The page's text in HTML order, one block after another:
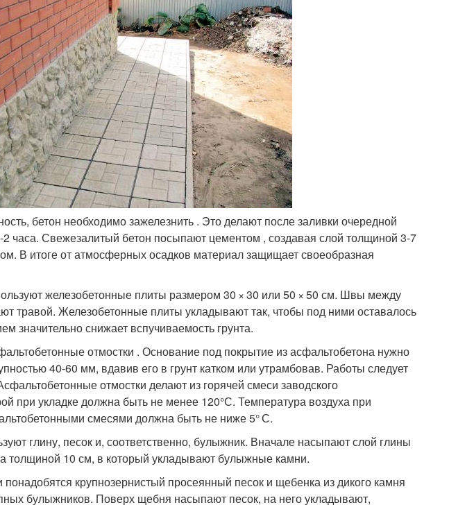
бетон необходимо зажелезнить . Это делают после заливки очередной
2 часа. Свежезалитый бетон посыпают цементом , создавая слой толщиной 3-7
В итоге от атмосферных осадков материал защищает своеобразная
железобетонные плиты размером 30 × 30 или 50 × 50 см. Швы между
травой. Железобетонные плиты укладывают так, чтобы под ними оставалось
значительно снижает вспучиваемость грунта.
отмостки . Основание под покрытие из асфальтобетона нужно
40-60 мм, вдавив его в грунт катком или утрамбовав. Работы следует
отмостки делают из горячей смеси заводского
при укладке должна быть не менее 120°С. Температура воздуха при
смесями должна быть не ниже 5° С.
глину, песок и, соответственно, булыжник. Вначале насыпают слой глины
толщиной 10 см, в который укладывают булыжные камни.
понадобятся крупнозернистый просеянный песок и щебенка из дикого камня
булыжников. Поверх щебня насыпают песок, на него укладывают,